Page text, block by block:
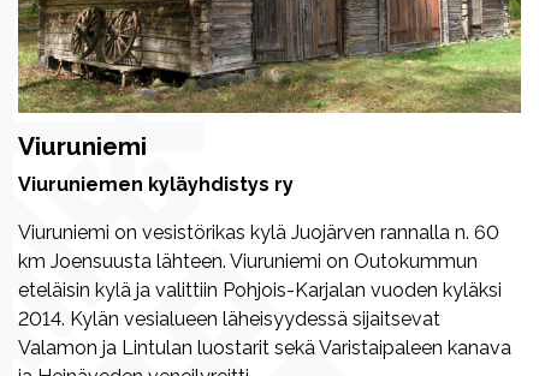
Viuruniemi
Viuruniemen kyläyhdistys ry
Viuruniemi on vesistörikas kylä Juojärven rannalla n. 60
km Joensuusta lähteen. Viuruniemi on Outokummun
eteläisin kylä ja valittiin Pohjois-Karjalan vuoden kyläksi
2014. Kylän vesialueen läheisyydessä sijaitsevat
Valamon ja Lintulan luostarit sekä Varistaipaleen kanava